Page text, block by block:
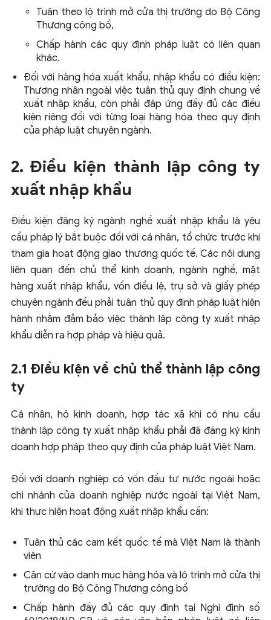
Tuân theo lộ trình mở cửa thị trường do Bộ Công
Thương công bố,
Chấp hành các quy định pháp luật có liên quan
khác.
Đối với hàng hóa xuất khẩu, nhập khẩu có điều kiện:
Thương nhân ngoài việc tuân thủ quy định chung về
xuất nhập khẩu, còn phải đáp ứng đầy đủ các điều
kiện riêng đối với từng loại hàng hóa theo quy định
của pháp luật chuyên ngành.
2. Điều kiện thành lập công ty
xuất nhập khẩu
Điều kiện đăng ký ngành nghề xuất nhập khẩu là yêu
cầu pháp lý bắt buộc đối với cá nhân, tổ chức trước khi
tham gia hoạt động giao thương quốc tế. Các nội dung
liên quan đến chủ thể kinh doanh, ngành nghề, mặt
hàng xuất nhập khẩu, vốn điều lệ, trụ sở và giấy phép
chuyên ngành đều phải tuân thủ quy định pháp luật hiện
hành nhằm đảm bảo việc thành lập công ty xuất nhập
khẩu diễn ra hợp pháp và hiệu quả.
2.1 Điều kiện về chủ thể thành lập công
ty
Cá nhân, hộ kinh doanh, hợp tác xã khi có nhu cầu
thành lập công ty xuất nhập khẩu phải đã đăng ký kinh
doanh hợp pháp theo quy định của pháp luật Việt Nam.
Đối với doanh nghiệp có vốn đầu tư nước ngoài hoặc
chi nhánh của doanh nghiệp nước ngoài tại Việt Nam,
khi thực hiện hoạt động xuất nhập khẩu cần:
Tuân thủ các cam kết quốc tế mà Việt Nam là thành
viên
Căn cứ vào danh mục hàng hóa và lộ trình mở cửa thị
trường do Bộ Công Thương công bố
Chấp hành đầy đủ các quy định tại Nghị định số